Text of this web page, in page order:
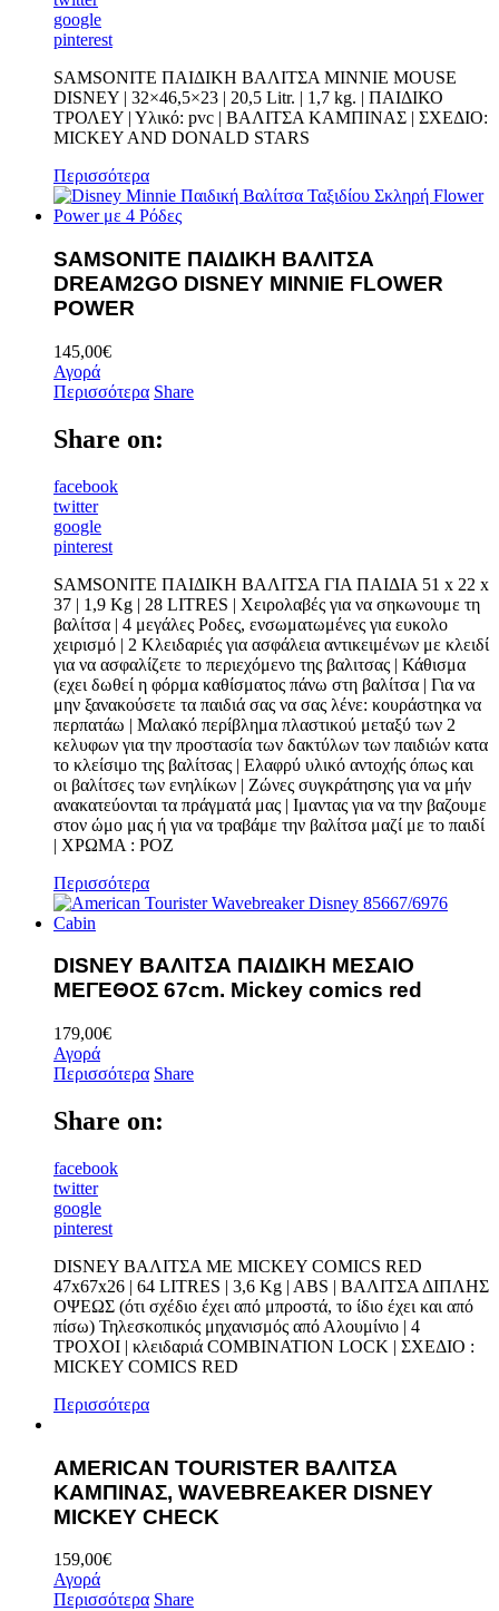
google
pinterest
SAMSONITE ΠΑΙΔΙΚΗ ΒΑΛΙΤΣΑ MΙΝΝΙΕ MOUSE
DISNEY | 32×46,5×23 | 20,5 Litr. | 1,7 kg. | ΠΑΙΔΙΚΟ
ΤΡΟΛΕΥ | Υλικό: pvc | ΒΑΛΙΤΣΑ ΚΑΜΠΙΝΑΣ | ΣΧΕΔΙΟ:
MICKEY AND DONALD STARS
Περισσότερα
SAMSONITE ΠΑΙΔΙΚΗ ΒΑΛΙΤΣΑ
DREAM2GO DISNEY MINNIE FLOWER
POWER
145,00€
Αγορά
Περισσότερα Share
Share on:
facebook
twitter
google
pinterest
SAMSONITE ΠΑΙΔΙΚΗ ΒΑΛΙΤΣΑ ΓΙΑ ΠΑΙΔΙΑ 51 x 22 x
37 | 1,9 Kg | 28 LITRES | Χειρολαβές για να σηκωνουμε τη
βαλίτσα | 4 μεγάλες Ροδες, ενσωματωμένες για ευκολο
χειρισμό | 2 Κλειδαριές για ασφάλεια αντικειμένων με κλειδί
για να ασφαλίζετε το περιεχόμενο της βαλιτσας | Κάθισμα
(εχει δωθεί η φόρμα καθίσματος πάνω στη βαλίτσα | Για να
μην ξανακούσετε τα παιδιά σας να σας λένε: κουράστηκα να
περπατάω | Μαλακό περίβλημα πλαστικού μεταξύ των 2
κελυφων για την προστασία των δακτύλων των παιδιών κατα
το κλείσιμο της βαλίτσας | Ελαφρύ υλικό αντοχής όπως και
οι βαλίτσες των ενηλίκων | Ζώνες συγκράτησης για να μήν
ανακατεύονται τα πράγματά μας | Ιμαντας για να την βαζουμε
στον ώμο μας ή για να τραβάμε την βαλίτσα μαζί με το παιδί
| ΧΡΩΜΑ : ΡΟΖ
Περισσότερα
DISNEY ΒΑΛΙΤΣΑ ΠΑΙΔΙΚΗ ΜΕΣΑΙΟ
ΜΕΓΕΘΟΣ 67cm. Mickey comics red
179,00€
Αγορά
Περισσότερα Share
Share on:
facebook
twitter
google
pinterest
DISNEY ΒΑΛΙΤΣΑ ΜΕ MICKEY COMICS RED
47x67x26 | 64 LITRES | 3,6 Kg | ABS | ΒΑΛΙΤΣΑ ΔΙΠΛΗΣ
ΟΨΕΩΣ (ότι σχέδιο έχει από μπροστά, το ίδιο έχει και από
πίσω) Τηλεσκοπικός μηχανισμός από Αλουμίνιο | 4
TΡOXOI | κλειδαριά COMBINATION LOCK | ΣΧΕΔΙΟ :
MICKEY COMICS RED
Περισσότερα
AMERICAN TOURISTER ΒΑΛΙΤΣΑ
ΚΑΜΠΙΝΑΣ, WAVEBREAKER DISNEY
MICKEY CHECK
159,00€
Αγορά
Περισσότερα Share